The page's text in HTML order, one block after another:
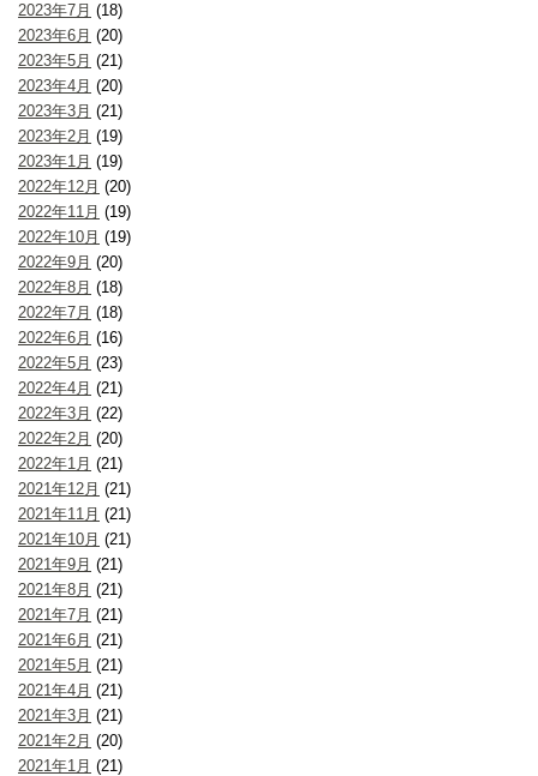
2023年7月 (18)
2023年6月 (20)
2023年5月 (21)
2023年4月 (20)
2023年3月 (21)
2023年2月 (19)
2023年1月 (19)
2022年12月 (20)
2022年11月 (19)
2022年10月 (19)
2022年9月 (20)
2022年8月 (18)
2022年7月 (18)
2022年6月 (16)
2022年5月 (23)
2022年4月 (21)
2022年3月 (22)
2022年2月 (20)
2022年1月 (21)
2021年12月 (21)
2021年11月 (21)
2021年10月 (21)
2021年9月 (21)
2021年8月 (21)
2021年7月 (21)
2021年6月 (21)
2021年5月 (21)
2021年4月 (21)
2021年3月 (21)
2021年2月 (20)
2021年1月 (21)